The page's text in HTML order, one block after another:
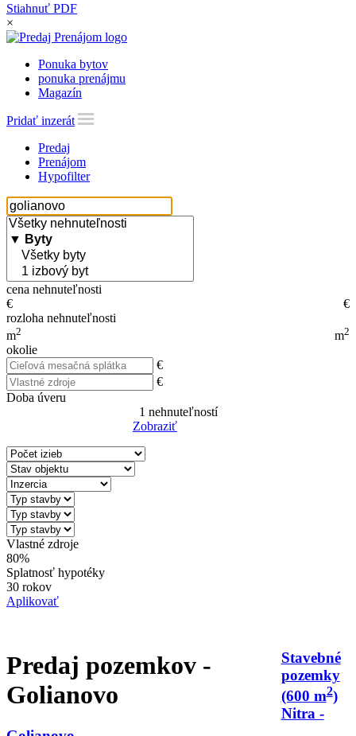
Stiahnuť PDF
×
Ponuka bytov
ponuka prenájmu
Magazín
Pridať inzerát
Predaj
Prenájom
Hypofilter
cena nehnuteľnosti
€
€
rozloha nehnuteľnosti
m2 m2
okolie
€
€
Doba úveru
1 nehnuteľností
Zobraziť
Vlastné zdroje
80%
Splatnosť hypotéky
30 rokov
Aplikovať
Predaj pozemkov -
Golianovo
Stavebné
pozemky
(600 m2)
Nitra -